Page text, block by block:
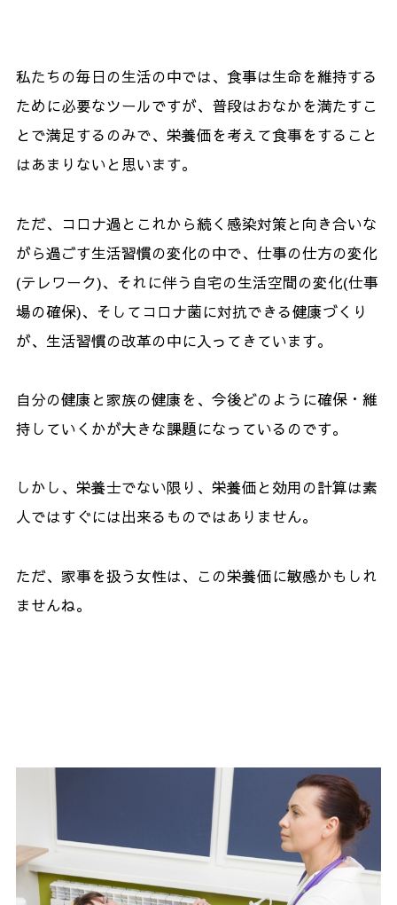
私たちの毎日の生活の中では、食事は生命を維持する
ために必要なツールですが、普段はおなかを満たすこ
とで満足するのみで、栄養価を考えて食事をすること
はあまりないと思います。
ただ、コロナ過とこれから続く感染対策と向き合いな
がら過ごす生活習慣の変化の中で、仕事の仕方の変化
(テレワーク)、それに伴う自宅の生活空間の変化(仕事
場の確保)、そしてコロナ菌に対抗できる健康づくり
が、生活習慣の改革の中に入ってきています。
自分の健康と家族の健康を、今後どのように確保・維
持していくかが大きな課題になっているのです。
しかし、栄養士でない限り、栄養価と効用の計算は素
人ではすぐには出来るものではありません。
ただ、家事を扱う女性は、この栄養価に敏感かもしれ
ませんね。